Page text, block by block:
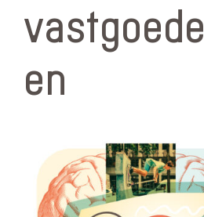
en